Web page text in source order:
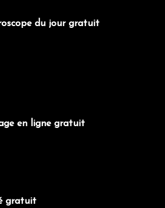
du jour gratuit
en ligne gratuit
gratuit